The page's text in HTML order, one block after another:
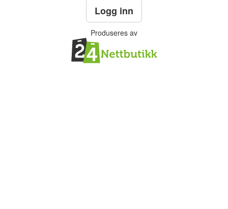
Logg inn
Produseres av